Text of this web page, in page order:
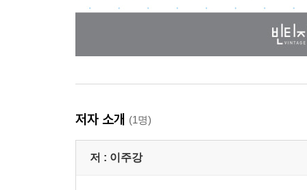
저자 소개 (1명)
저 : 이주강